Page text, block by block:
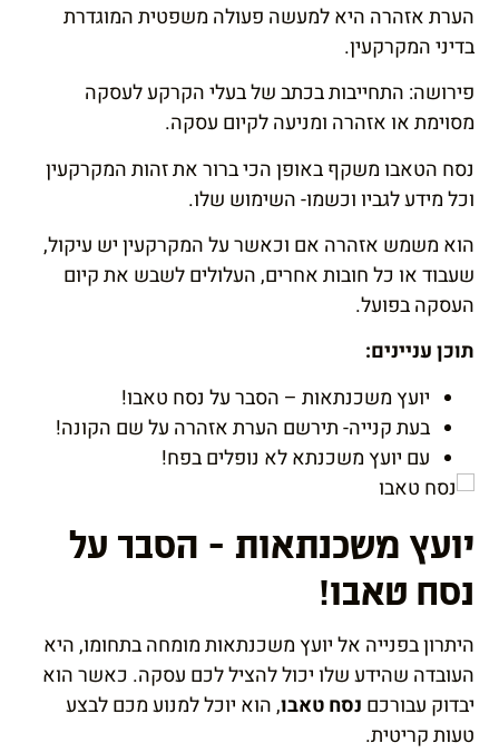
הערת אזהרה היא למעשה פעולה משפטית המוגדרת
בדיני המקרקעין.
פירושה: התחייבות בכתב של בעלי הקרקע לעסקה
מסוימת או אזהרה ומניעה לקיום עסקה.
נסח הטאבו משקף באופן הכי ברור את זהות המקרקעין
וכל מידע לגביו וכשמו- השימוש שלו.
הוא משמש אזהרה אם וכאשר על המקרקעין יש עיקול,
שעבוד או כל חובות אחרים, העלולים לשבש את קיום
העסקה בפועל.
תוכן עניינים:
יועץ משכנתאות – הסבר על נסח טאבו!
בעת קנייה- תירשם הערת אזהרה על שם הקונה!
עם יועץ משכנתא לא נופלים בפח!
יועץ משכנתאות – הסבר על
נסח טאבו!
היתרון בפנייה אל יועץ משכנתאות מומחה בתחומו, היא
העובדה שהידע שלו יכול להציל לכם עסקה. כאשר הוא
יבדוק עבורכם נסח טאבו, הוא יוכל למנוע מכם לבצע
טעות קריטית.